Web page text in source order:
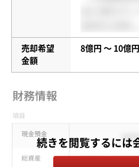
売却希望
金額
8億円 〜 10億円